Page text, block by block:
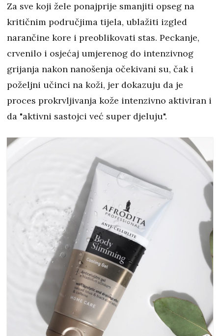
Za sve koji žele ponajprije smanjiti opseg na
kritičnim područjima tijela, ublažiti izgled
narančine kore i preoblikovati stas. Peckanje,
crvenilo i osjećaj umjerenog do intenzivnog
grijanja nakon nanošenja očekivani su, čak i
poželjni učinci na koži, jer dokazuju da je
proces prokrvljivanja kože intenzivno aktiviran i
da "aktivni sastojci već super djeluju".